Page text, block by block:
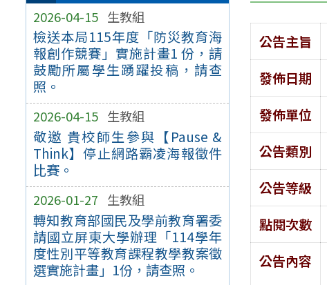
2026-04-15 生教組
檢送本局115年度「防災教育海
報創作競賽」實施計畫1 份，請
鼓勵所屬學生踴躍投稿，請查
照。
2026-04-15 生教組
敬邀 貴校師生參與【Pause &
Think】停止網路霸凌海報徵件
比賽。
2026-01-27 生教組
轉知教育部國民及學前教育署委
請國立屏東大學辦理「114學年
度性別平等教育課程教學教案徵
選實施計畫」1份，請查照。
公告主旨
發佈日期
發佈單位
公告類別
公告等級
點閱次數
公告內容